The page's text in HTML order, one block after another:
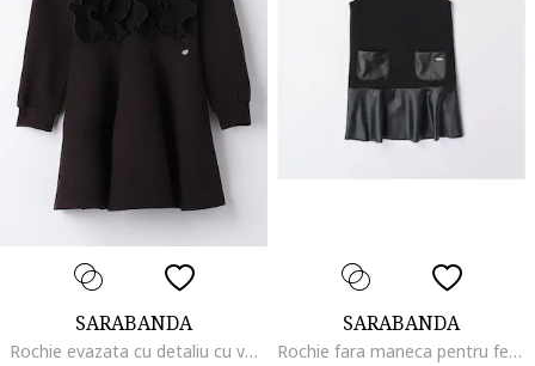
SARABANDA
Rochie evazata cu detaliu cu volane, Negru
SARABANDA
Rochie fara maneca pentru fetite, Negru, Negru